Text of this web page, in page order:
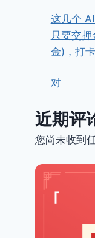
这几个
只要交
金)，打
对
近期评
您尚未收到